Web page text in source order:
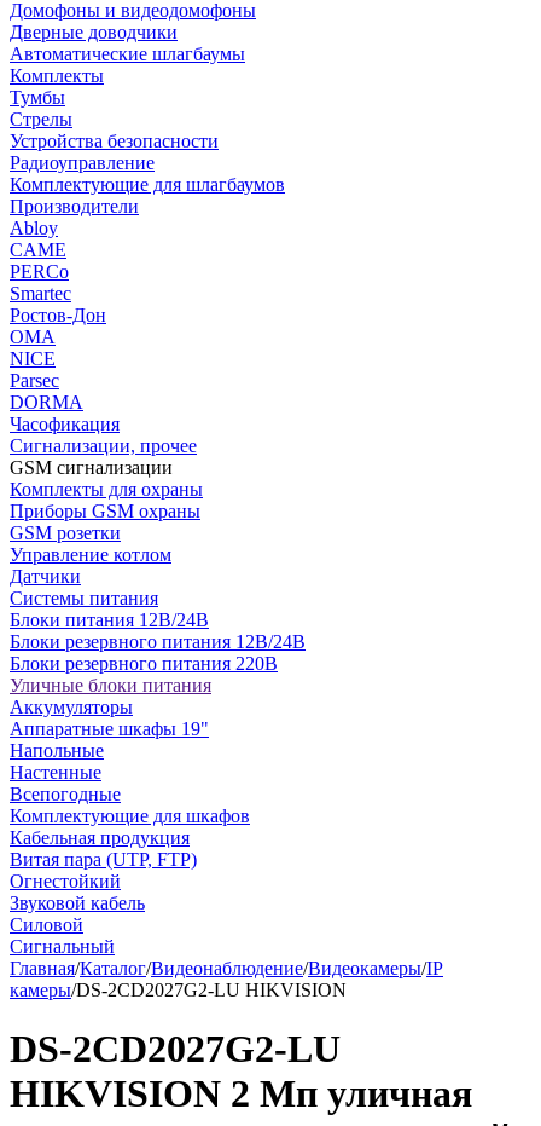
Домофоны и видеодомофоны
Дверные доводчики
Автоматические шлагбаумы
Комплекты
Тумбы
Стрелы
Устройства безопасности
Радиоуправление
Комплектующие для шлагбаумов
Производители
Abloy
CAME
PERCo
Smartec
Ростов-Дон
ОМА
NICE
Parsec
DORMA
Часофикация
Сигнализации, прочее
GSM сигнализации
Комплекты для охраны
Приборы GSM охраны
GSM розетки
Управление котлом
Датчики
Системы питания
Блоки питания 12В/24В
Блоки резервного питания 12В/24В
Блоки резервного питания 220В
Уличные блоки питания
Аккумуляторы
Аппаратные шкафы 19"
Напольные
Настенные
Всепогодные
Комплектующие для шкафов
Кабельная продукция
Витая пара (UTP, FTP)
Огнестойкий
Звуковой кабель
Силовой
Сигнальный
Главная/Каталог/Видеонаблюдение/Видеокамеры/IP
камеры/DS-2CD2027G2-LU HIKVISION
DS-2CD2027G2-LU
HIKVISION 2 Мп уличная